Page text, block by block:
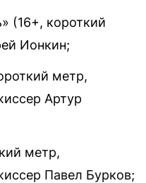
(16+, короткий
Ионкин;
метр,
Артур
метр,
Павел Бурков;